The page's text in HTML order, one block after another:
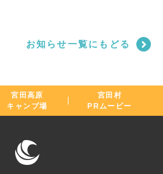
お知らせ一覧にもどる
宮田高原
キャンプ場
宮田村
PRムービー